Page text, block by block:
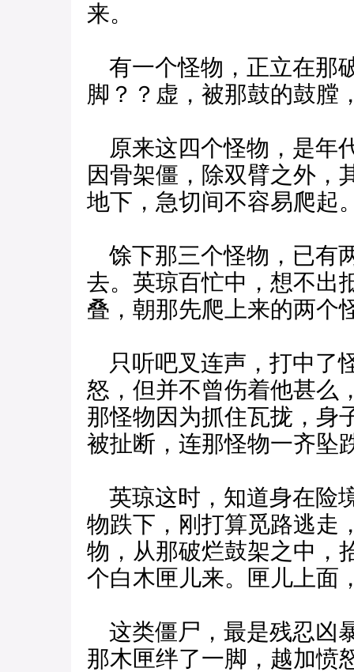
来。
有一个怪物，正立在那
脚？？虚，被那鼓的鼓膛
原来这四个怪物，是年
因骨架僵，除双臂之外，
地下，急切间不容易爬起
馀下那三个怪物，已有
去。英琼百忙中，想不出
叠，朝那先爬上来的两个
只听吧叉连声，打中了
怒，但并不曾伤着他甚么
那怪物因为抓住瓦拢，身
被扯断，连那怪物一齐坠
英琼这时，知道身在险
物跌下，刚打算觅路逃走
物，从那破烂鼓架之中，
个白木匣儿来。匣儿上面
这类僵尸，最是残忍凶
那木匣绊了一脚，越加愤